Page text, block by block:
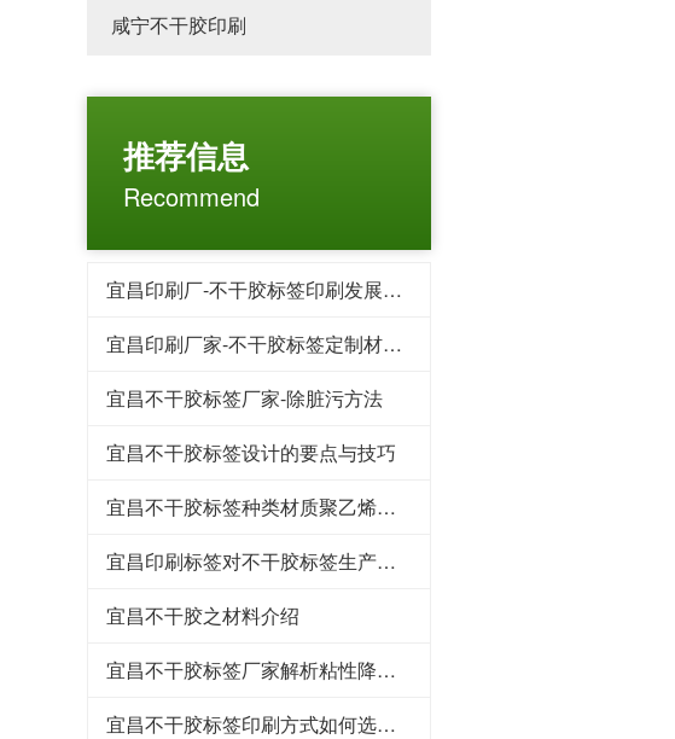
咸宁不干胶印刷
推荐信息
Recommend
宜昌印刷厂-不干胶标签印刷发展趋势?
宜昌印刷厂家-不干胶标签定制材料部份
宜昌不干胶标签厂家-除脏污方法
宜昌不干胶标签设计的要点与技巧
宜昌​不干胶标签种类材质聚乙烯、聚丙烯
宜昌印刷标签对不干胶标签生产车间要求
宜昌不干胶之材料介绍
宜昌不干胶标签厂家解析粘性降低的原因
宜昌不干胶标签印刷方式如何选用？